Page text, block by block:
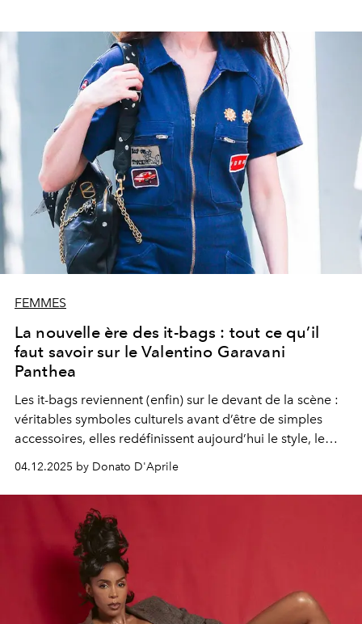
FEMMES
La nouvelle ère des it-bags : tout ce qu’il
faut savoir sur le Valentino Garavani
Panthea
Les it-bags reviennent (enfin) sur le devant de la scène :
véritables symboles culturels avant d’être de simples
accessoires, elles redéfinissent aujourd’hui le style, le
désir et l’identité des plus grandes maisons de mode à
travers le monde. Avec son nouveau modèle Panthea,
Valentino écrit un nouveau chapitre de son histoire.
04.12.2025 by Donato D'Aprile